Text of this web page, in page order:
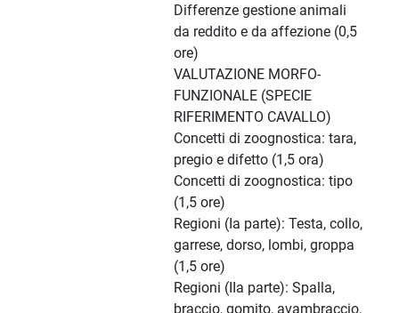
Differenze gestione animali
da reddito e da affezione (0,5
ore)
VALUTAZIONE MORFO-
FUNZIONALE (SPECIE
RIFERIMENTO CAVALLO)
Concetti di zoognostica: tara,
pregio e difetto (1,5 ora)
Concetti di zoognostica: tipo
(1,5 ore)
Regioni (Ia parte): Testa, collo,
garrese, dorso, lombi, groppa
(1,5 ore)
Regioni (IIa parte): Spalla,
braccio, gomito, avambraccio,